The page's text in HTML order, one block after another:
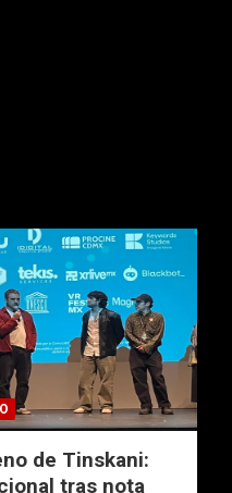
de Tinskani:
tras nota